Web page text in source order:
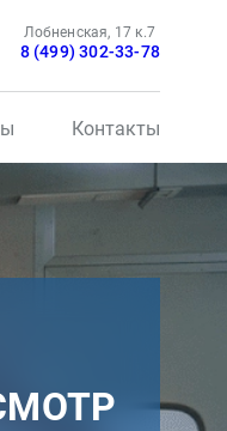
Лобненская, 17 к.7
8 (499) 302-33-78
Контакты